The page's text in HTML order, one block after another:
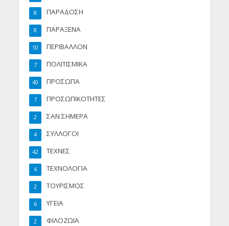
ΠΑΡΑΔΟΣΗ
8
ΠΑΡΑΞΕΝΑ
8
ΠΕΡΙΒΑΛΛΟΝ
10
ΠΟΛΙΤΙΣΜΙΚΑ
7
ΠΡΟΣΩΠΑ
40
ΠΡΟΣΩΠΙΚΟΤΗΤΕΣ
7
ΣΑΝ ΣΗΜΕΡΑ
2
ΣΥΛΛΟΓΟΙ
4
ΤΕΧΝΕΣ
42
ΤΕΧΝΟΛΟΓΙΑ
4
ΤΟΥΡΙΣΜΟΣ
2
ΥΓΕΙΑ
6
ΦΙΛΟΖΩΪΑ
2